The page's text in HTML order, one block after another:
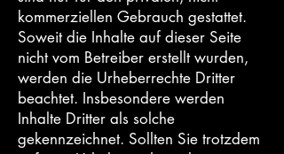
kommerziellen Gebrauch gestattet.
Soweit die Inhalte auf dieser Seite
nicht vom Betreiber erstellt wurden,
werden die Urheberrechte Dritter
beachtet. Insbesondere werden
Inhalte Dritter als solche
gekennzeichnet. Sollten Sie trotzdem